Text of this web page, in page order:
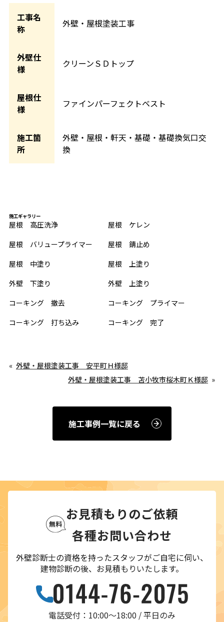
工事名
称
外壁・屋根塗装工事
外壁仕
様
クリーンＳＤトップ
屋根仕
様
ファインパーフェクトベスト
施工箇
所
外壁・屋根・軒天・基礎・基礎換気口交
換
施工ギャラリー
屋根 高圧洗浄
屋根 ケレン
屋根 バリュープライマー
屋根 錆止め
屋根 中塗り
屋根 上塗り
外壁 下塗り
外壁 上塗り
コーキング 撤去
コーキング プライマー
コーキング 打ち込み
コーキング 完了
外壁・屋根塗装工事 安平町Ｈ様邸
外壁・屋根塗装工事 苫小牧市桜木町Ｋ様邸
施工事例一覧に戻る
お見積もりのご依頼
各種お問い合わせ
外壁診断士の資格を持ったスタッフがご自宅に伺い、
建物診断の後、お見積もりいたします。
電話受付：10:00〜18:00 / 平日のみ